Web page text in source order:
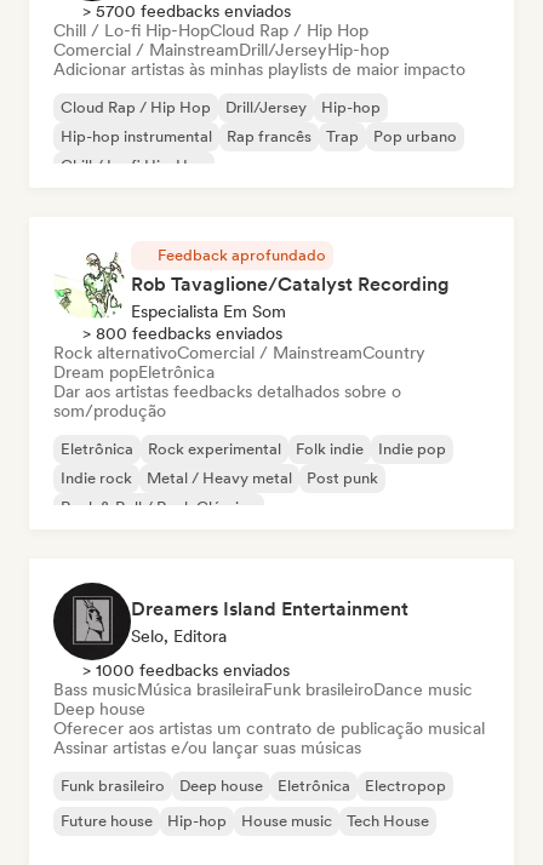
> 5700 feedbacks enviados
Chill / Lo-fi Hip-HopCloud Rap / Hip Hop
Comercial / MainstreamDrill/JerseyHip-hop
Adicionar artistas às minhas playlists de maior impacto
Cloud Rap / Hip Hop Drill/Jersey
Hip-hop
Hip-hop instrumental
Rap francês Trap
Pop urbano
Chill / Lo-fi Hip-Hop
Feedback aprofundado
Rob Tavaglione/Catalyst Recording
Especialista Em Som
> 800 feedbacks enviados
Rock alternativoComercial / MainstreamCountry
Dream popEletrônica
Dar aos artistas feedbacks detalhados sobre o
som/produção
Eletrônica Rock experimental Folk indie
Indie pop
Indie rock
Metal / Heavy metal
Post punk
Rock & Roll / Rock Clássico
Dreamers Island Entertainment
Selo, Editora
> 1000 feedbacks enviados
Bass musicMúsica brasileiraFunk brasileiroDance music
Deep house
Oferecer aos artistas um contrato de publicação musical
Assinar artistas e/ou lançar suas músicas
Funk brasileiro Deep house Eletrônica
Electropop
Future house
Hip-hop House music Tech House